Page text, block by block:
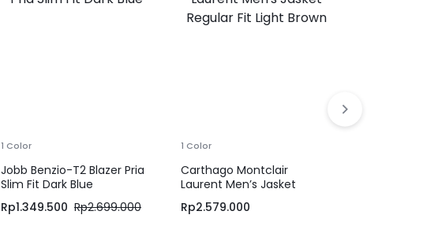
1 Color
Jobb Benzio-T2 Blazer Pria
Slim Fit Dark Blue
Rp1.349.500 Rp2.699.000
1 Color
Carthago Montclair
Laurent Men’s Jasket
Rp2.579.000